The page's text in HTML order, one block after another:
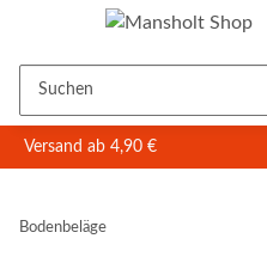
Versand ab 4,90 €
Bodenbeläge